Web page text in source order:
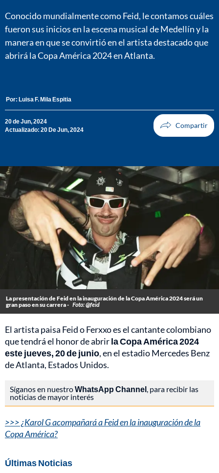
Conocido mundialmente como Feid, le contamos cuáles
fueron sus inicios en la escena musical de Medellín y la
manera en que se convirtió en el artista destacado que
abrirá la Copa América 2024 en Atlanta.
Por: Luisa F. Mila Espitia
20 de Jun, 2024
Actualizado: 20 De Jun, 2024
La presentación de Feid en la inauguración de la Copa América 2024 será un
gran paso en su carrera - Foto: @feid
El artista paisa Feid o Ferxxo es el cantante colombiano
que tendrá el honor de abrirla Copa América 2024
este jueves, 20 de junio, en el estadio Mercedes Benz
de Atlanta, Estados Unidos.
Síganos en nuestroWhatsApp Channel, para recibir las
noticias de mayor interés
>>> ¿Karol G acompañará a Feid en la inauguración de la
Copa América?
Últimas Noticias